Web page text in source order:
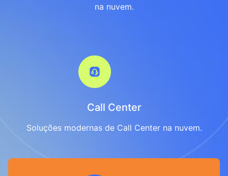
na nuvem.
Call Center
Soluções modernas de Call Center na nuvem.